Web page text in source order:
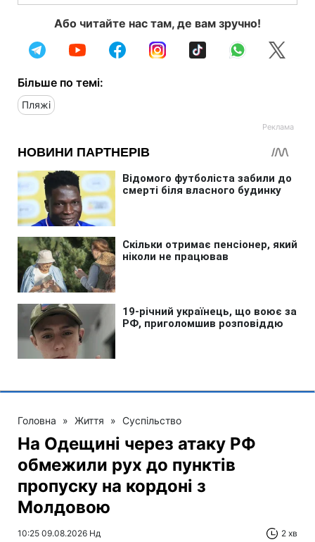
Або читайте нас там, де вам зручно!
Більше по темі:
Пляжі
Головна » Життя » Суспільство
На Одещині через атаку РФ
обмежили рух до пунктів
пропуску на кордоні з
Молдовою
10:25 09.08.2026 Нд 2 хв